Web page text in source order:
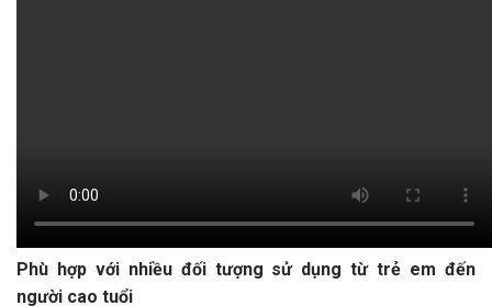
Phù hợp với nhiều đối tượng sử dụng từ trẻ em đến
người cao tuổi